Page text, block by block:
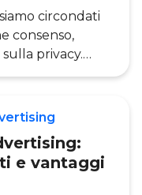
contesto
Company, che
alla
Strategy
circondati
consenso,
privacy.
Internet e
in un
fortemente
decisione presa
scomparire o
e vantaggi